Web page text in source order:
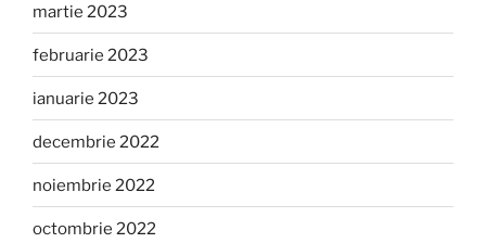
martie 2023
februarie 2023
ianuarie 2023
decembrie 2022
noiembrie 2022
octombrie 2022